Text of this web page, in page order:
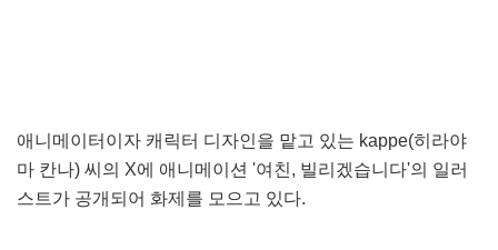
애니메이터이자 캐릭터 디자인을 맡고 있는 kappe(히라야
마 칸나) 씨의 X에 애니메이션 '여친, 빌리겠습니다'의 일러
스트가 공개되어 화제를 모으고 있다.